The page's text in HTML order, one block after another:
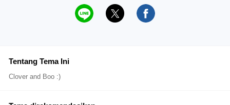
Tentang Tema Ini
Clover and Boo :)